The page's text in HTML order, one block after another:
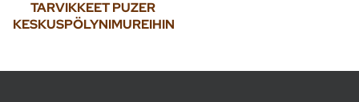
TARVIKKEET PUZER
KESKUSPÖLYNIMUREIHIN